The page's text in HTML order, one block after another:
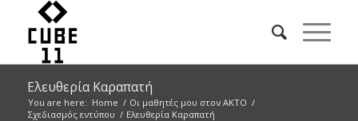
Ελευθερία Καραπατή
You are here: Home / Οι μαθητές μου στον ΑΚΤΟ /
Σχεδιασμός εντύπου / Ελευθερία Καραπατή